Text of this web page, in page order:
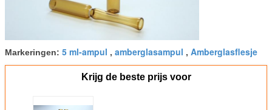
Markeringen: 5 ml-ampul , amberglasampul , Amberglasflesje
Krijg de beste prijs voor